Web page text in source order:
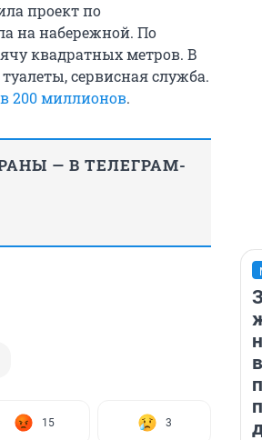
проект по
на набережной. По
квадратных метров. В
сервисная служба.
200 миллионов.
— В ТЕЛЕГРАМ-
15 3